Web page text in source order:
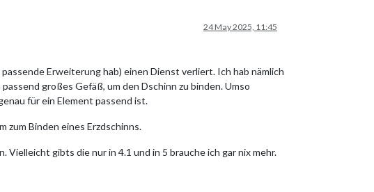
24 May 2025, 11:45
Erweiterung hab) einen Dienst verliert. Ich hab nämlich
großes Gefäß, um den Dschinn zu binden. Umso
für ein Element passend ist.
zum Binden eines Erzdschinns.
gibts die nur in 4.1 und in 5 brauche ich gar nix mehr.